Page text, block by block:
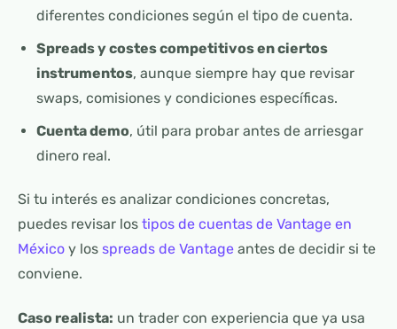
diferentes condiciones según el tipo de cuenta.
Spreads y costes competitivos en ciertos
instrumentos, aunque siempre hay que revisar
swaps, comisiones y condiciones específicas.
Cuenta demo, útil para probar antes de arriesgar
dinero real.
Si tu interés es analizar condiciones concretas,
puedes revisar los tipos de cuentas de Vantage en
México y los spreads de Vantage antes de decidir si te
conviene.
Caso realista: un trader con experiencia que ya usa